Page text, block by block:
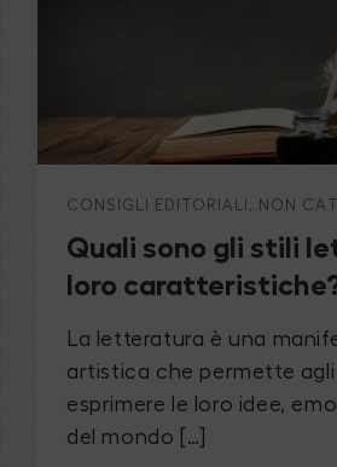
CONSIGLI EDITORIALI , NON
Quali sono gli stili
loro
La letteratura è una
artistica che permette
esprimere le loro idee,
del mondo […]